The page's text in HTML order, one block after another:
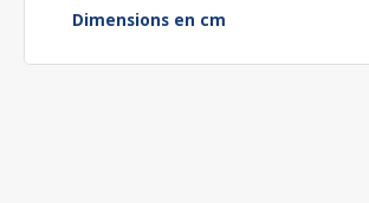
Dimensions en cm